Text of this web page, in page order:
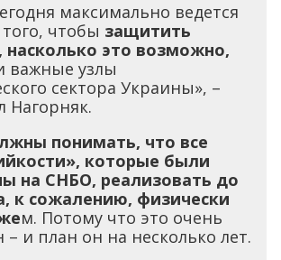
максимально ведется
чтобы защитить
насколько это возможно,
важные узлы
сектора Украины», –
Нагорняк.
понимать, что все
которые были
на СНБО, реализовать до
к сожалению, физически
м. Потому что это очень
и план он на несколько лет.